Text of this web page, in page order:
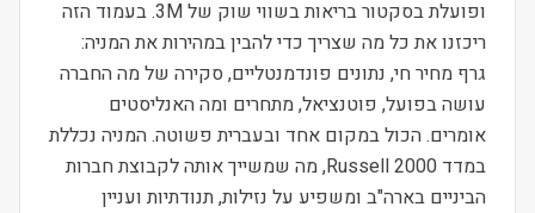
ופועלת בסקטור בריאות בשווי שוק של 3M. בעמוד הזה
ריכזנו את כל מה שצריך כדי להבין במהירות את המניה:
גרף מחיר חי, נתונים פונדמנטליים, סקירה של מה החברה
עושה בפועל, פוטנציאל, מתחרים ומה האנליסטים
אומרים. הכול במקום אחד ובעברית פשוטה. המניה נכללת
במדד Russell 2000, מה שמשייך אותה לקבוצת חברות
הביניים בארה"ב ומשפיע על נזילות, תנודתיות ועניין